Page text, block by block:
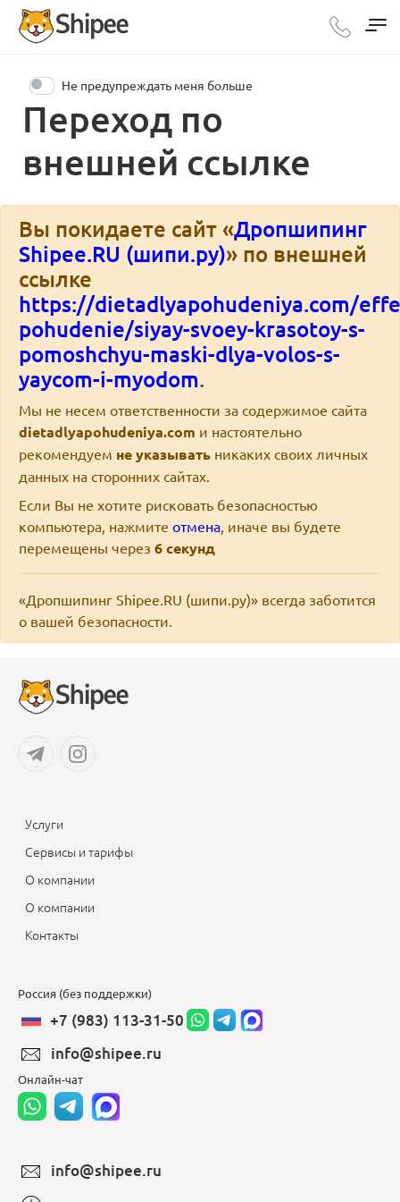
Переход по
внешней ссылке
Не предупреждать меня больше
Вы покидаете сайт «Дропшипинг
Shipee.RU (шипи.ру)» по внешней
ссылке
https://dietadlyapohudeniya.com/
pohudenie/siyay-svoey-krasotoy-s-
pomoshchyu-maski-dlya-volos-s-
yaycom-i-myodom.
Мы не несем ответственности за содержимое сайта
dietadlyapohudeniya.com и настоятельно
рекомендуем не указывать никаких своих личных
данных на сторонних сайтах.
Если Вы не хотите рисковать безопасностью
компьютера, нажмите отмена, иначе вы будете
перемещены через 6секунд
«Дропшипинг Shipee.RU (шипи.ру)» всегда заботится
о вашей безопасности.
Услуги
Сервисы и тарифы
О компании
О компании
Контакты
Россия (без поддержки)
+7 (983) 113-31-50
info@shipee.ru
Онлайн-чат
info@shipee.ru